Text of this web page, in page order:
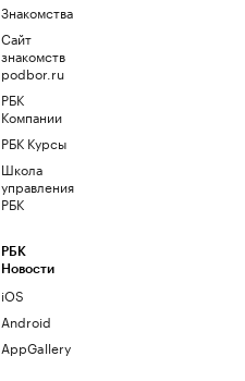
Знакомства
Сайт
знакомств
podbor.ru
РБК
Компании
РБК Курсы
Школа
управления
РБК
РБК
Новости
iOS
Android
AppGallery